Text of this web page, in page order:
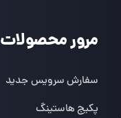
مرور محصولات
سفارش سرویس جدید
پکیج هاستینگ